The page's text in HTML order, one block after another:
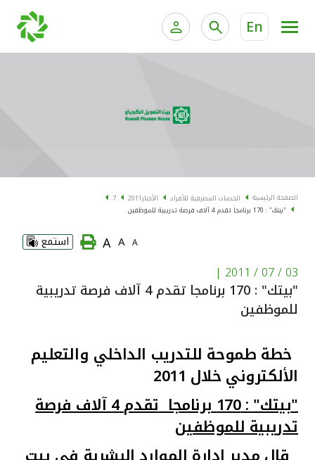
En
الخدمات المصرفية الإلكترونية للشركات
البطاقات
"برامج العملاء"
الاستثمار
أدوات وخدمات
خدمات ما بعد البيع
الصفحة الرئيسية الخدمات المصرفية للأفراد الأخبار2011
7
"بيتك" : 170 برنامجا تقدم 4 آلاف فرصة تدريبية للموظفين
A
A
A استمع
03 / 07 / 2011
|
"بيتك" : 170 برنامجا تقدم 4 آلاف فرصة تدريبية
للموظفين
خطة طموحة للتدريب الداخلي والتعليم
الألكتروني خلال 2011
"بيتك" : 170 برنامجا
تقدم 4 آلاف فرصة
تدريبية للموظفين